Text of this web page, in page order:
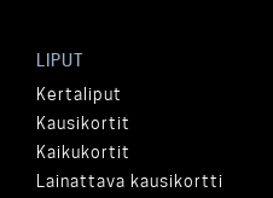
LIPUT
Kertaliput
Kausikortit
Kaikukortit
Lainattava kausikortti